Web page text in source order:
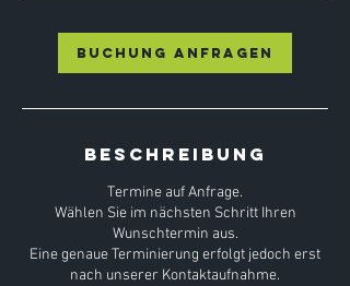
Buchung anfragen
Beschreibung
Termine auf Anfrage.
Wählen Sie im nächsten Schritt Ihren
Wunschtermin aus.
Eine genaue Terminierung erfolgt jedoch erst
nach unserer Kontaktaufnahme.